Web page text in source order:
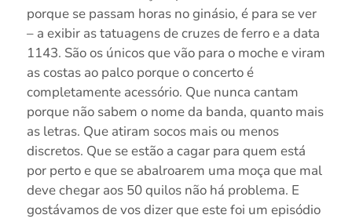
porque se passam horas no ginásio, é para se ver
– a exibir as tatuagens de cruzes de ferro e a data
1143. São os únicos que vão para o moche e viram
as costas ao palco porque o concerto é
completamente acessório. Que nunca cantam
porque não sabem o nome da banda, quanto mais
as letras. Que atiram socos mais ou menos
discretos. Que se estão a cagar para quem está
por perto e que se abalroarem uma moça que mal
deve chegar aos 50 quilos não há problema. E
gostávamos de vos dizer que este foi um episódio